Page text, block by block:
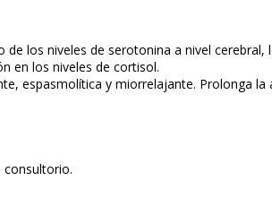
los niveles de serotonina a nivel
en los niveles de cortisol.
espasmolítica y miorrelajante. Prolonga la
consultorio.